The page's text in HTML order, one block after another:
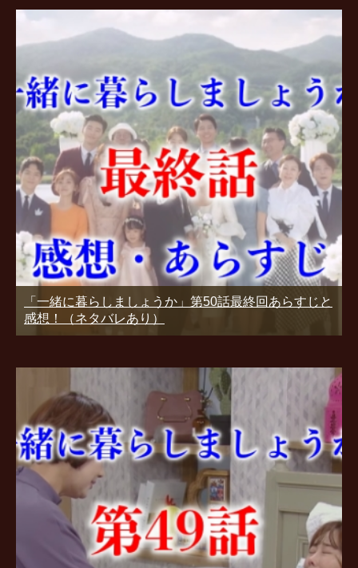
「一緒に暮らしましょうか」第50話最終回あらすじと
感想！（ネタバレあり）